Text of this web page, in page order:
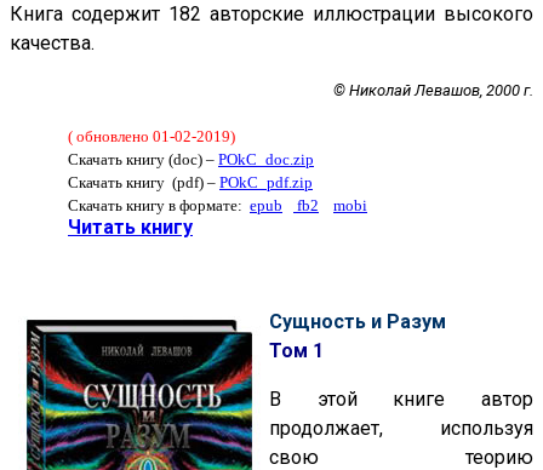
Книга содержит 182 авторские иллюстрации высокого
качества.
© Николай Левашов, 2000 г.
( обновлено 01-02-2019)
Скачать книгу (doc) – POkC_doc.zip
Скачать книгу (pdf) – POkC_pdf.zip
Скачать книгу в формате: epub fb2 mobi
Читать книгу
Сущность и Разум
Том 1
В этой книге автор
продолжает, используя
свою теорию